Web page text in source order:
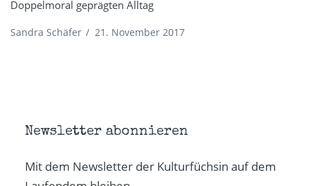
Doppelmoral geprägten Alltag
Sandra Schäfer / 21. November 2017
Newsletter abonnieren
Mit dem Newsletter der Kulturfüchsin auf dem